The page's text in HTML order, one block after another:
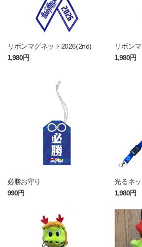
リボンマグネット2026(2nd)
1,980円
リボン
1,980円
必勝お守り
990円
光るネ
1,980円